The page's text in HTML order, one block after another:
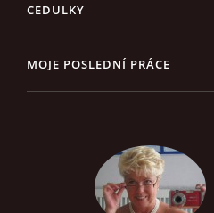
CEDULKY
MOJE POSLEDNÍ PRÁCE